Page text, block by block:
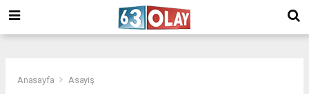
Anasayfa Asayiş